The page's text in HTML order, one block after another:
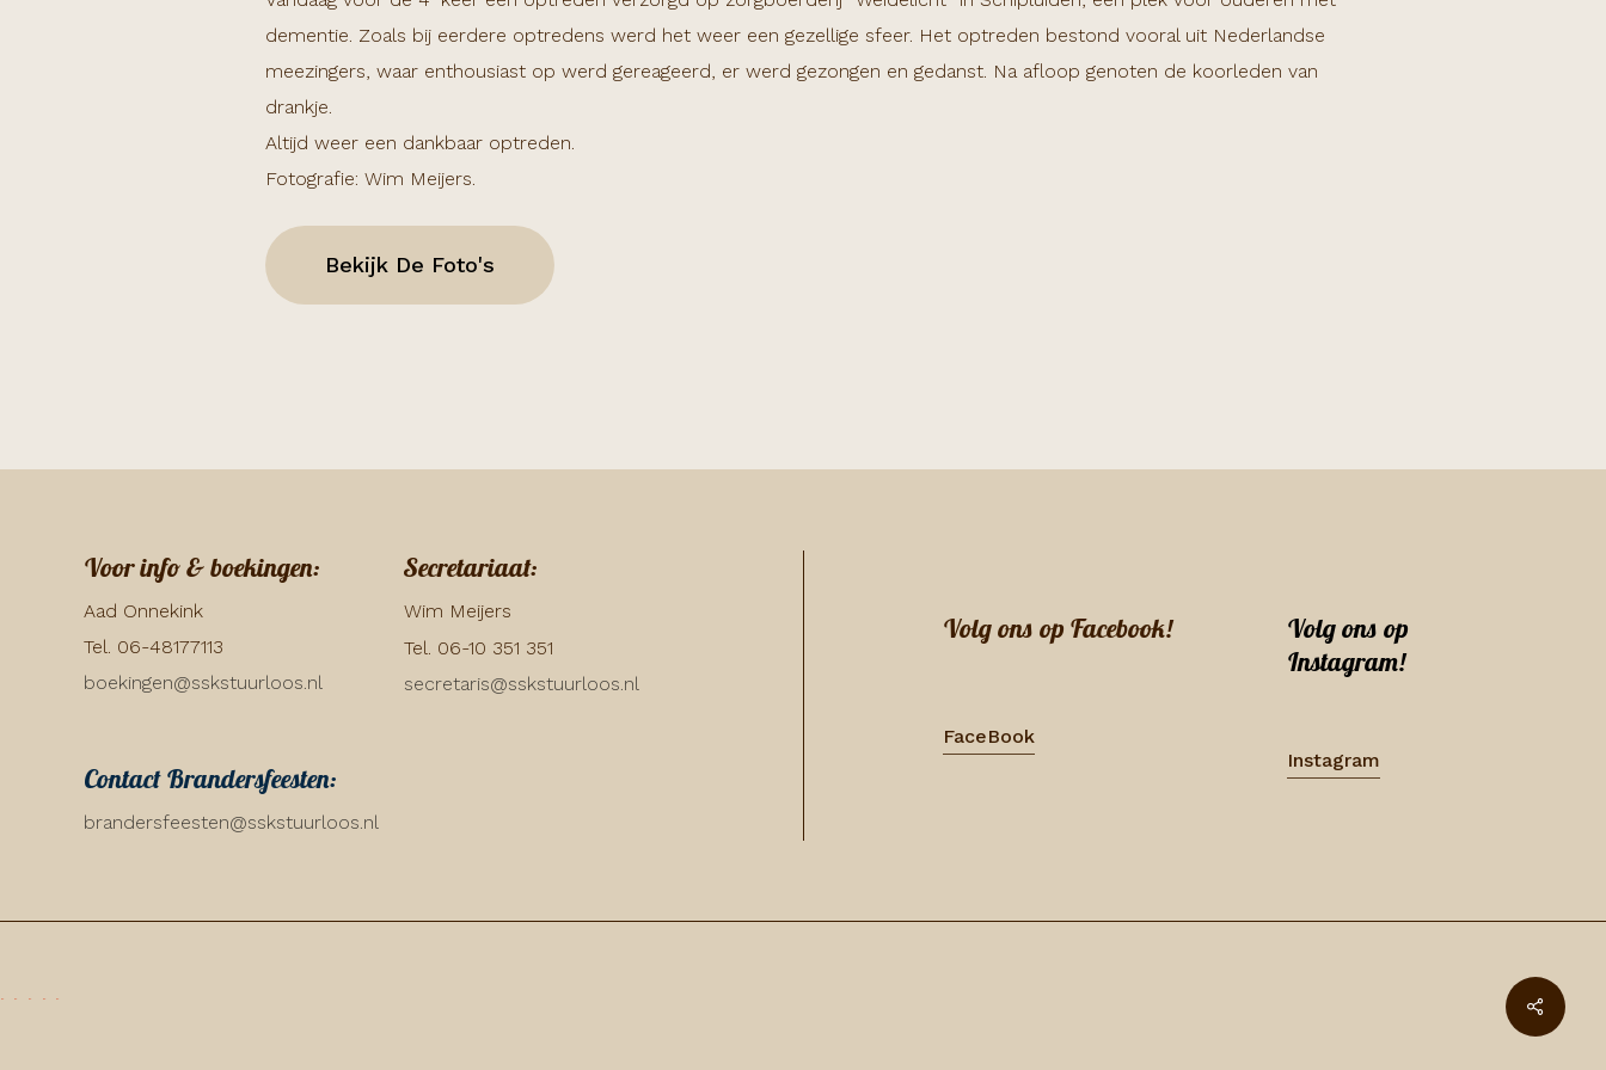
dementie. Zoals bij eerdere optredens werd het weer een gezellige sfeer. Het optreden bestond vooral uit Nederlandse
meezingers, waar enthousiast op werd gereageerd, er werd gezongen en gedanst. Na afloop genoten de koorleden van
drankje.
Altijd weer een dankbaar optreden.
Fotografie: Wim Meijers.
Bekijk De Foto's
Voor info & boekingen:
Aad Onnekink
Tel. 06-48177113
boekingen@sskstuurloos.nl
Secretariaat:
Wim Meijers
Tel. 06-10 351 351
secretaris@sskstuurloos.nl
Contact Brandersfeesten:
brandersfeesten@sskstuurloos.nl
Volg ons op Facebook!
FaceBook
Volg ons op
Instagram!
Instagram
· · · · · Share